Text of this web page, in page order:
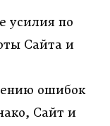
усилия по
Сайта и
ошибок
Сайт и